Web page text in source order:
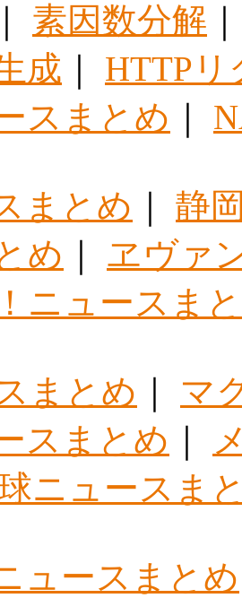
素因数分解
成
HTTP
スまとめ
まとめ
静
め
ヱヴァ
ニュースま
まとめ
マ
スまとめ
ニュースま
ュースまとめ